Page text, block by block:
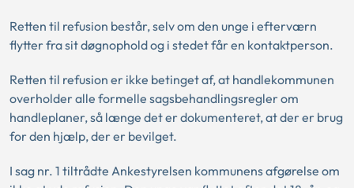
Retten til refusion består, selv om den unge i efterværn
flytter fra sit døgnophold og i stedet får en kontaktperson.
Retten til refusion er ikke betinget af, at handlekommunen
overholder alle formelle sagsbehandlingsregler om
handleplaner, så længe det er dokumenteret, at der er brug
for den hjælp, der er bevilget.
I sag nr. 1 tiltrådte Ankestyrelsen kommunens afgørelse om